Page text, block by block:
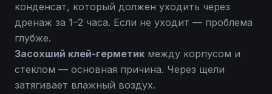
конденсат, который должен уходить через
дренаж за 1–2 часа. Если не уходит — проблема
глубже.
Засохший клей-герметик между корпусом и
стеклом — основная причина. Через щели
затягивает влажный воздух.